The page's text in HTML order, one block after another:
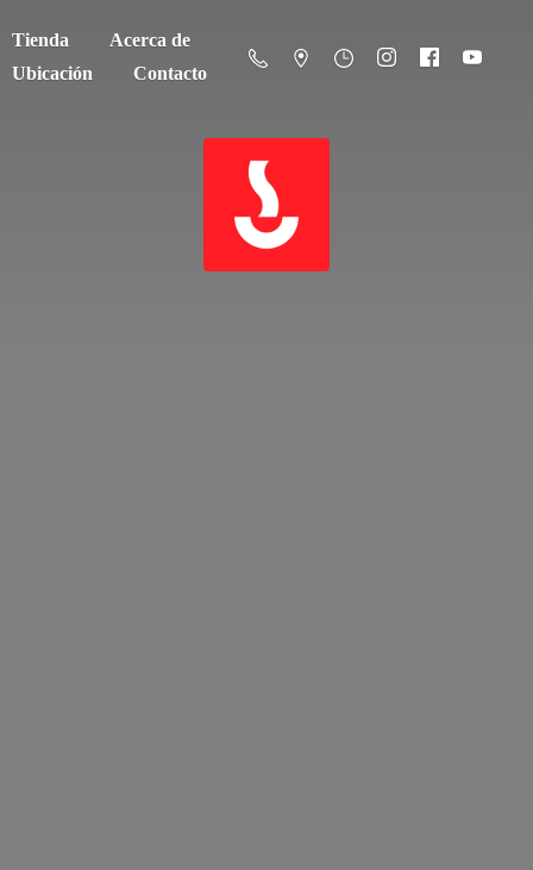
Tienda
Acerca de
Ubicación
Contacto